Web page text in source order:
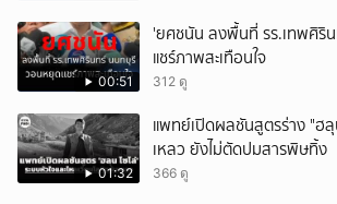
00:51
'ยศชนัน ลงพื้นที่ รร.เทพศิริ
แชร์ภาพสะเทือนใจ
312 ดู
01:32
แพทย์เปิดผลชันสูตรร่าง "ฮลุ
เหลว ยังไม่ตัดปมสารพิษทิ้ง
366 ดู